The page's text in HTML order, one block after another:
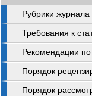
Рубрики журнала
Требования к
Рекомендации по
Порядок
Порядок